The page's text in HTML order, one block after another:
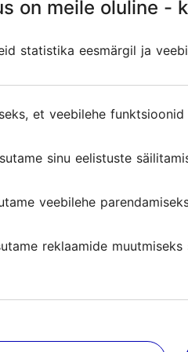
ja
on meile oluline -
statistika eesmärgil ja
et veebilehe
sinu eelistuste
veebilehe
reklaamide muutmiseks
on meile oluline -
statistika eesmärgil ja
et veebilehe
sinu eelistuste
veebilehe
reklaamide muutmiseks